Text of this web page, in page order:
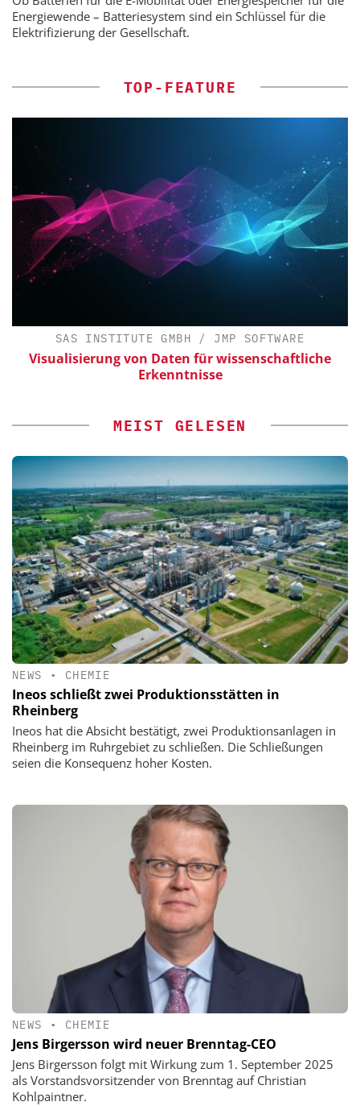
Energiewende – Batteriesystem sind ein Schlüssel für die
Elektrifizierung der Gesellschaft.
TOP-FEATURE
SAS INSTITUTE GMBH / JMP SOFTWARE
Visualisierung von Daten für wissenschaftliche
Erkenntnisse
MEIST GELESEN
NEWS • CHEMIE
Ineos schließt zwei Produktionsstätten in
Rheinberg
Ineos hat die Absicht bestätigt, zwei Produktionsanlagen in
Rheinberg im Ruhrgebiet zu schließen. Die Schließungen
seien die Konsequenz hoher Kosten.
NEWS • CHEMIE
Jens Birgersson wird neuer Brenntag-CEO
Jens Birgersson folgt mit Wirkung zum 1. September 2025
als Vorstandsvorsitzender von Brenntag auf Christian
Kohlpaintner.